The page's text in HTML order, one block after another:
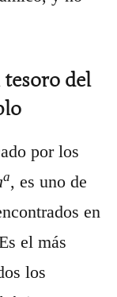
del
por los
a, es uno de
en
el más
los